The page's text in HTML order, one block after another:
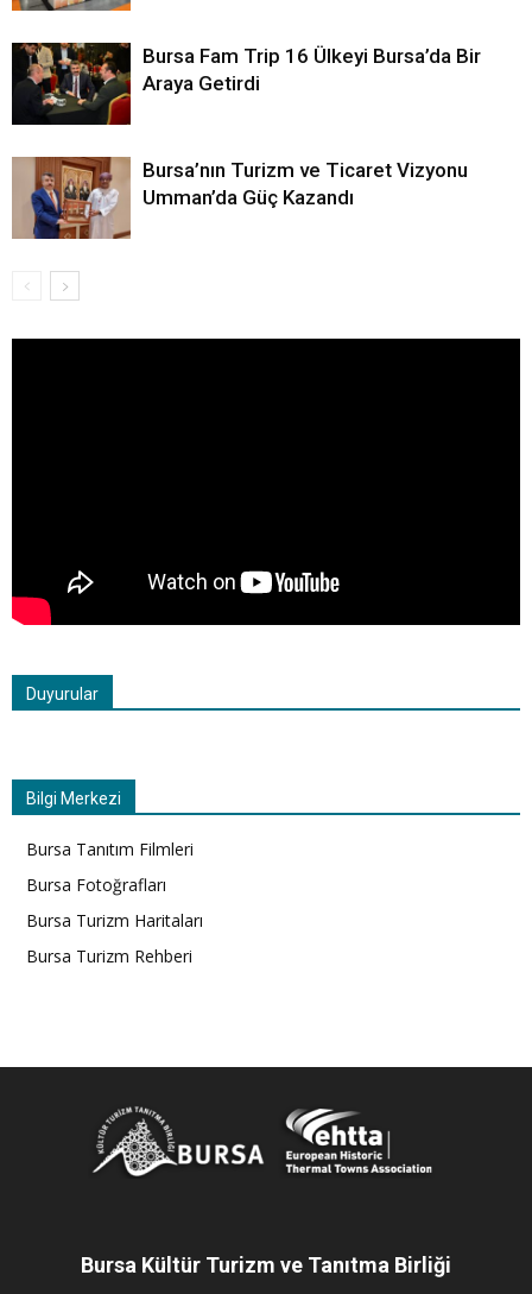
Bursa Fam Trip 16 Ülkeyi Bursa’da Bir
Araya Getirdi
Bursa’nın Turizm ve Ticaret Vizyonu
Umman’da Güç Kazandı
Duyurular
Bilgi Merkezi
Bursa Tanıtım Filmleri
Bursa Fotoğrafları
Bursa Turizm Haritaları
Bursa Turizm Rehberi
Bursa Kültür Turizm ve Tanıtma Birliği